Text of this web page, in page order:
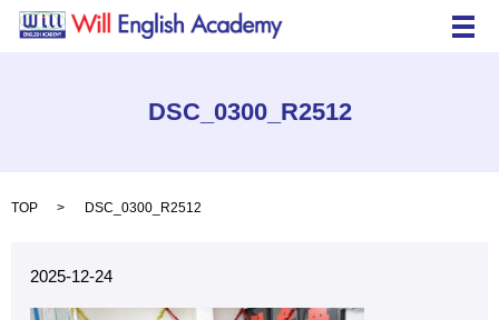
メ
DSC_0300_R2512
TOP DSC_0300_R2512
2025-12-24